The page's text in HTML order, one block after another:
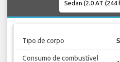
Tipo de corpo
Consumo de combustível